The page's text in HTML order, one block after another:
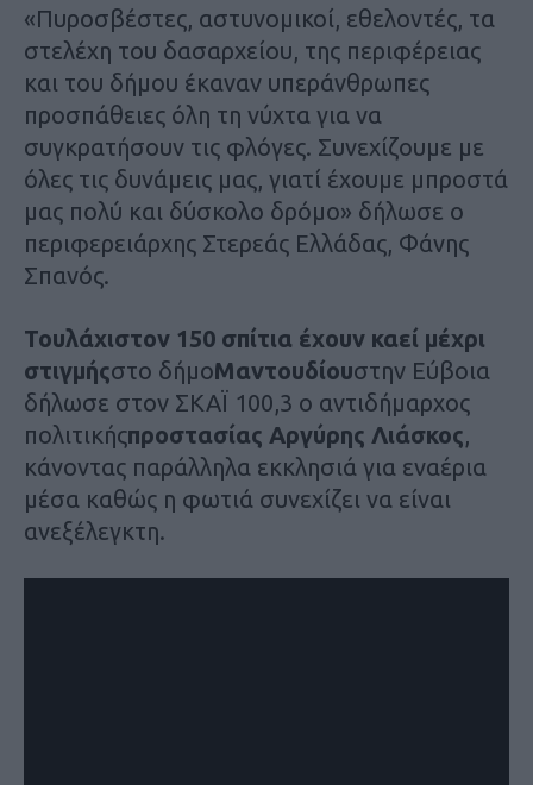
«Πυροσβέστες, αστυνομικοί, εθελοντές, τα
στελέχη του δασαρχείου, της περιφέρειας
και του δήμου έκαναν υπεράνθρωπες
προσπάθειες όλη τη νύχτα για να
συγκρατήσουν τις φλόγες. Συνεχίζουμε με
όλες τις δυνάμεις μας, γιατί έχουμε μπροστά
μας πολύ και δύσκολο δρόμο» δήλωσε ο
περιφερειάρχης Στερεάς Ελλάδας, Φάνης
Σπανός.
Τουλάχιστον 150 σπίτια έχουν καεί μέχρι
στιγμήςστο δήμοΜαντουδίουστην Εύβοια
δήλωσε στον ΣΚΑΪ 100,3 ο αντιδήμαρχος
πολιτικήςπροστασίας Αργύρης Λιάσκος,
κάνοντας παράλληλα εκκλησιά για εναέρια
μέσα καθώς η φωτιά συνεχίζει να είναι
ανεξέλεγκτη.